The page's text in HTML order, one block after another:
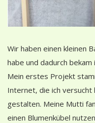
Wir haben einen kleinen
habe und dadurch
Mein erstes Projekt
Internet, die ich versucht
gestalten. Meine Mutti
einen Blumenkübel